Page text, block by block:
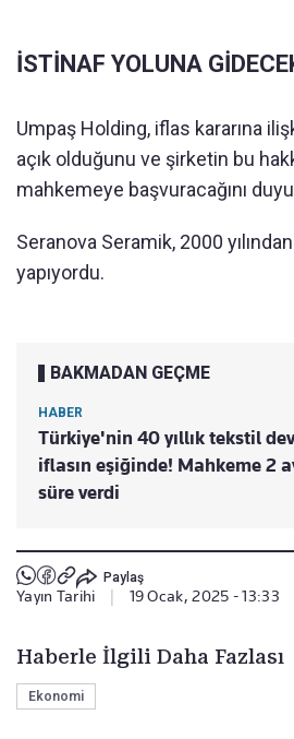
İSTİNAF YOLUNA
Umpaş Holding, iflas kararına
açık olduğunu ve şirketin bu
mahkemeye başvuracağını
Seranova Seramik, 2000
yapıyordu.
BAKMADAN GEÇME
HABER
Türkiye'nin 40 yıllık tekstil
iflasın eşiğinde! Mahkeme 2
süre verdi
Paylaş
Yayın Tarihi 19 Ocak, 2025 - 13:33
Haberle İlgili Daha Fazlası
Ekonomi